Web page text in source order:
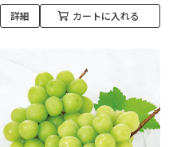
詳細 カートに入れる